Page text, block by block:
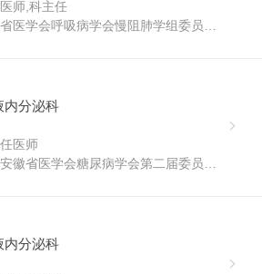
师,科主任
医学会呼吸病学会慢阻肺学组委员，
入委员会委员，安徽省抗癌协会介入
会委员。 从事呼吸科......
内分泌科
医师
徽省医学会糖尿病学会第二届委员会
在《中华内分泌代谢杂志》、《安徽
药前沿》等杂志上发......
内分泌科